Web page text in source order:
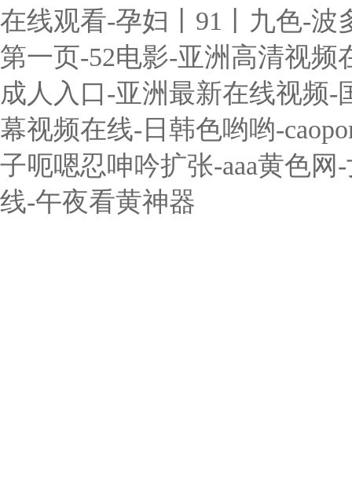
在线观看-孕妇丨91丨九色-
第一页-52电影-亚洲高清视
成人入口-亚洲最新在线视频-
幕视频在线-日韩色哟哟-
子呃嗯忍呻吟扩张-aaa黄色
线-午夜看黄神器